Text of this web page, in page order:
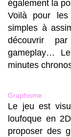
également la
Voilà pour
simples à
découvrir
gameplay…
minutes
Graphisme :
Le jeu est
loufoque en
proposer des